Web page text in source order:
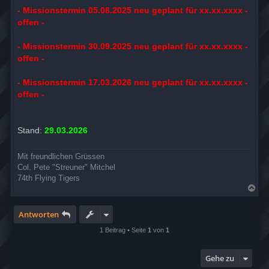
- Missionstermin 05.08.2025 neu geplant für xx.xx.xxxx -
offen -
- Missionstermin 30.09.2025 neu geplant für xx.xx.xxxx -
offen -
- Missionstermin 17.03.2026 neu geplant für xx.xx.xxxx -
offen -
Stand: 29.03.2026
Mit freundlichen Grüssen
Col. Pete "Streuner" Mitchel
74th Flying Tigers
a
Antworten
1 Beitrag • Seite 1 von 1
Gehe zu